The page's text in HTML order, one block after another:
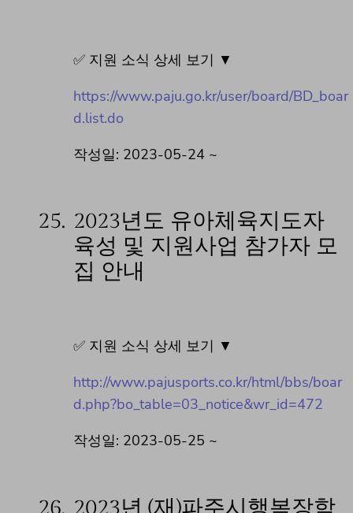
✅ 지원 소식 상세 보기 ▼
https://www.paju.go.kr/user/board/BD_boar
d.list.do
작성일: 2023-05-24 ~
25. 2023년도 유아체육지도자
육성 및 지원사업 참가자 모
집 안내
✅ 지원 소식 상세 보기 ▼
http://www.pajusports.co.kr/html/bbs/boar
d.php?bo_table=03_notice&wr_id=472
작성일: 2023-05-25 ~
26. 2023년 (재)파주시행복장학